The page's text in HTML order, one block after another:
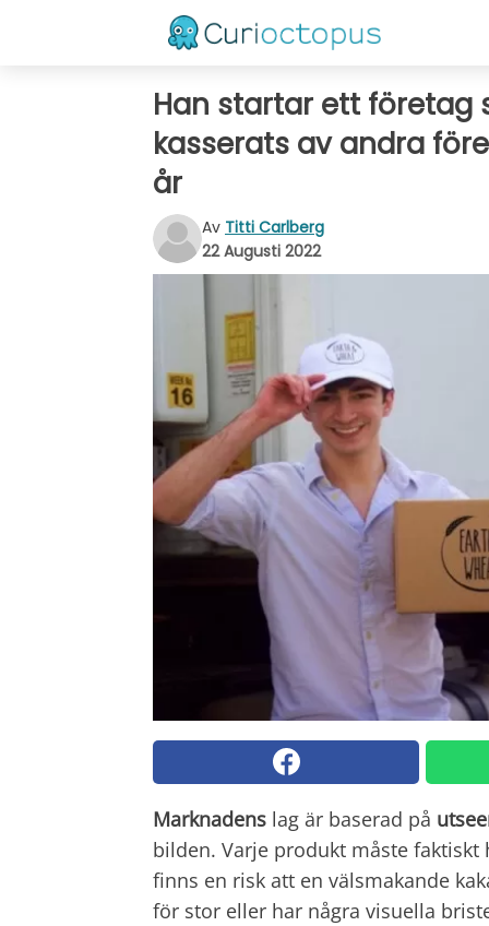
Han startar ett företag
kasserats av andra
år
Av Titti Carlberg
22 Augusti 2022
Marknadens lag är baserad på
bilden. Varje produkt måste
finns en risk att en välsmakande
för stor eller har några visuella